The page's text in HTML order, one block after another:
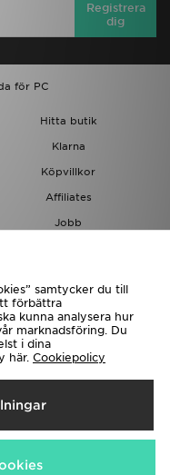
Registrera
dig
för PC
Hitta butik
Klarna
Köpvillkor
Affiliates
Jobb
samtycker du till
förbättra
kunna analysera hur
marknadsföring. Du
i dina
här. Cookiepolicy